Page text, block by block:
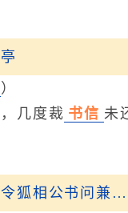
）
几度裁 书信 未
狐相公书问兼